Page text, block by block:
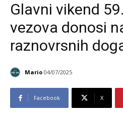
Glavni vikend
vezova donosi
raznovrsnih
Mario 04/07/2025
Facebook X